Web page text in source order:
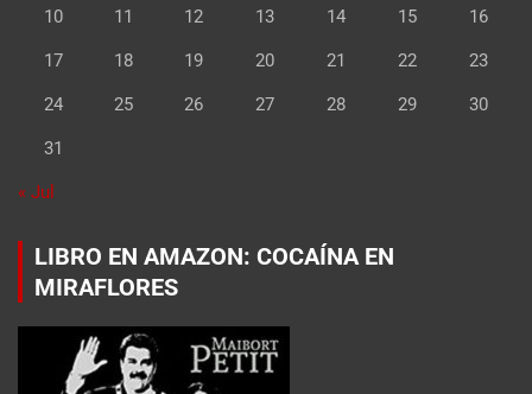
10 11 12 13 14 15 16
17 18 19 20 21 22 23
24 25 26 27 28 29 30
31
« Jul
LIBRO EN AMAZON: COCAÍNA EN
MIRAFLORES